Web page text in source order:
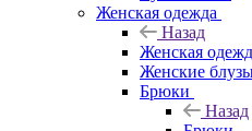
Женская одежда
Назад
Женская
Женские
Брюки
Назад